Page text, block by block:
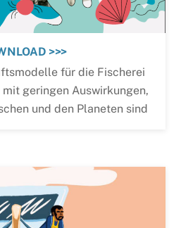
>>>
für die Fischerei
geringen Auswirkungen,
und den Planeten sind